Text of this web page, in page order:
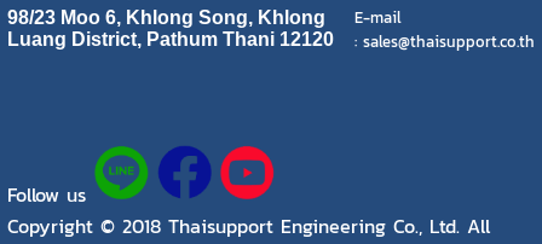
98/23 Moo 6, Khlong Song, Khlong
Luang District, Pathum Thani 12120
E-mail
: sales@thaisupport.co.th
Follow us
Copyright © 2018 Thaisupport Engineering Co., Ltd. All